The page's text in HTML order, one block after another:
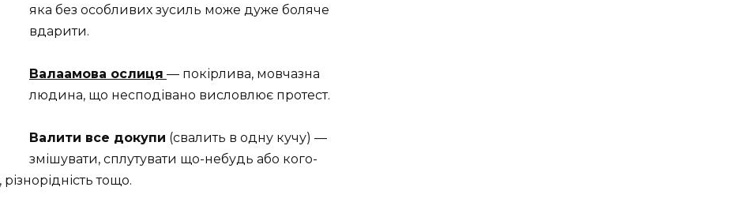
яка без особливих зусиль може дуже боляче
вдарити.
Валаамова ослиця — покірлива, мовчазна
людина, що несподівано висловлює протест.
Валити все докупи (свалить в одну кучу) —
змішувати, сплутувати що-небудь або кого-
тощо.